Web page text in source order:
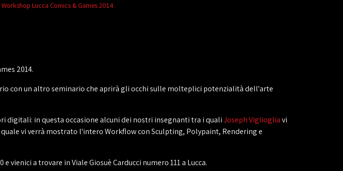
Workshop Lucca Comics & Games 2014
2014.
con un altro seminario che aprirà gli occhi sulle molteplici potenzialità dell'arte
digitali: in questa occasione alcuni dei nostri insegnanti tra i qualiJoseph Vigliogliavi
vi verrà mostrato l'intero Workflow con Sculpting, Polypaint, Rendering e
vienici a trovare in Viale Giosuè Carducci numero 111 a Lucca.